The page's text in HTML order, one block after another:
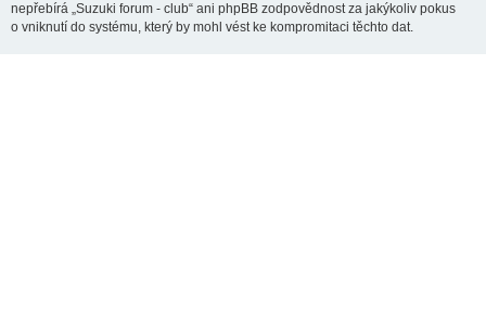
nepřebírá „Suzuki forum - club“ ani phpBB zodpovědnost za jakýkoliv pokus
o vniknutí do systému, který by mohl vést ke kompromitaci těchto dat.